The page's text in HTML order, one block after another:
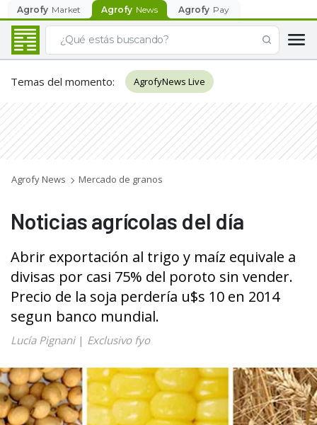
Agrofy Market Agrofy News Agrofy Pay
Temas del momento: AgrofyNews Live
Agrofy News Mercado de granos
Noticias agrícolas del día
Abrir exportación al trigo y maíz equivale a
divisas por casi 75% del poroto sin vender.
Precio de la soja perdería u$s 10 en 2014
segun banco mundial.
Lucía Pignani| Exclusivo fyo